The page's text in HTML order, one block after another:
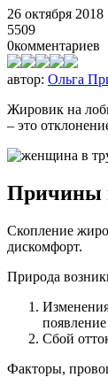
26 октября 2018
5509
0комментариев
автор: Ольга
Жировик на
– это
Причины
Скопление
дискомфорт.
Природа
Сбой
Факторы,